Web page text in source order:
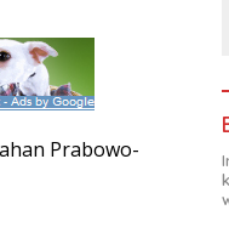
Prabowo-